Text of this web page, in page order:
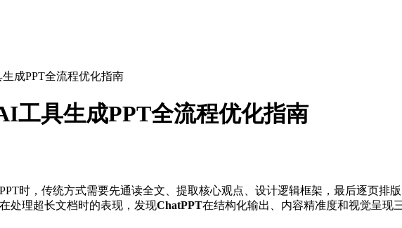
成PPT全流程优化指南
工具生成PPT全流程优化指南
时，传统方式需要先通读全文、提取核心观点、设计逻辑框架，最后逐页排
处理超长文档时的表现，发现ChatPPT在结构化输出、内容精准度和视觉呈现